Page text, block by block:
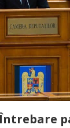
Întrebare